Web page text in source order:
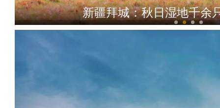
新疆拜城：秋日湿地千余